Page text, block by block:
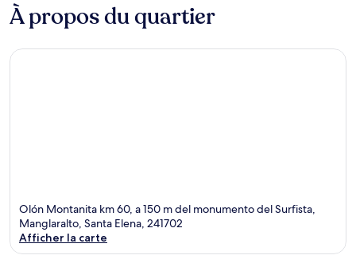
À propos du quartier
Olón Montanita km 60, a 150 m del monumento del Surfista,
Manglaralto, Santa Elena, 241702
Afficher la carte